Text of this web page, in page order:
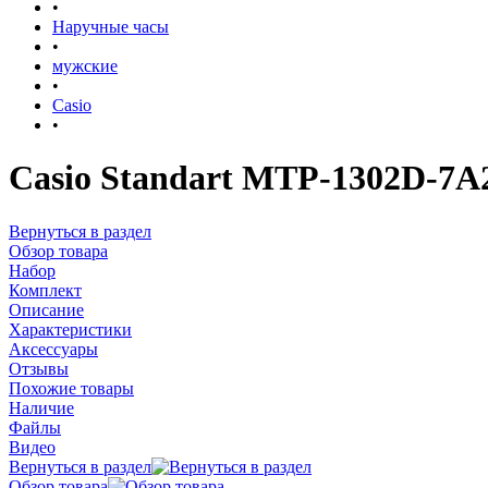
•
Наручные часы
•
мужские
•
Casio
•
Casio Standart MTP-1302D-
Вернуться в раздел
Обзор товара
Набор
Комплект
Описание
Характеристики
Аксессуары
Отзывы
Похожие товары
Наличие
Файлы
Видео
Вернуться в раздел